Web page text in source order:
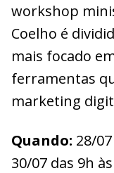
workshop
Coelho é
mais focado
ferramentas
marketing
Quando: 28/
30/07 das 9h